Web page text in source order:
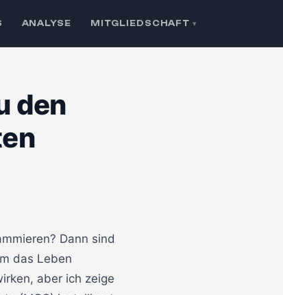
ANALYSE MITGLIEDSCHAFT ▾
den
Dann sind
das Leben
aber ich zeige